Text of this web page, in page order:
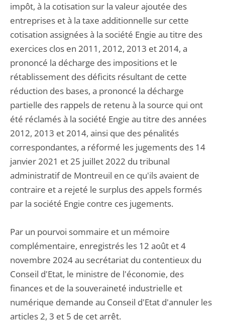
impôt, à la cotisation sur la valeur ajoutée des
entreprises et à la taxe additionnelle sur cette
cotisation assignées à la société Engie au titre des
exercices clos en 2011, 2012, 2013 et 2014, a
prononcé la décharge des impositions et le
rétablissement des déficits résultant de cette
réduction des bases, a prononcé la décharge
partielle des rappels de retenu à la source qui ont
été réclamés à la société Engie au titre des années
2012, 2013 et 2014, ainsi que des pénalités
correspondantes, a réformé les jugements des 14
janvier 2021 et 25 juillet 2022 du tribunal
administratif de Montreuil en ce qu'ils avaient de
contraire et a rejeté le surplus des appels formés
par la société Engie contre ces jugements.
Par un pourvoi sommaire et un mémoire
complémentaire, enregistrés les 12 août et 4
novembre 2024 au secrétariat du contentieux du
Conseil d'Etat, le ministre de l'économie, des
finances et de la souveraineté industrielle et
numérique demande au Conseil d'Etat d'annuler les
articles 2, 3 et 5 de cet arrêt.